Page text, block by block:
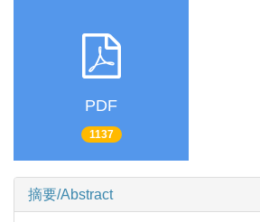
PDF
1137
摘要/Abstract